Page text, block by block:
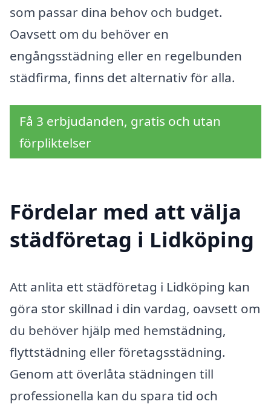
som passar dina behov och budget.
Oavsett om du behöver en
engångsstädning eller en regelbunden
städfirma, finns det alternativ för alla.
Få 3 erbjudanden, gratis och utan
förpliktelser
Fördelar med att välja
städföretag i Lidköping
Att anlita ett städföretag i Lidköping kan
göra stor skillnad i din vardag, oavsett om
du behöver hjälp med hemstädning,
flyttstädning eller företagsstädning.
Genom att överlåta städningen till
professionella kan du spara tid och